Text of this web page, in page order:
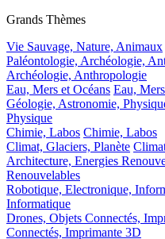
Grands Thèmes
Vie Sauvage, Nature, Animaux
Paléontologie, Archéologie,
Archéologie, Anthropologie
Eau, Mers et Océans Eau,
Géologie, Astronomie,
Physique
Chimie, Labos Chimie, Labos
Climat, Glaciers, Planète
Architecture, Energies
Renouvelables
Robotique, Electronique,
Informatique
Drones, Objets Connectés,
Connectés, Imprimante 3D